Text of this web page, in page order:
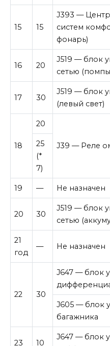
15 15
J393 —
систем
фонарь)
16 20
J519 — блок
сетью
17 30
J519 — блок
(левый свет)
18
20
J39 — Реле
25
(*
7)
19 — Не назначен
20 30
J519 — блок
сетью
21
год
— Не назначен
22 30
J647 — блок
J605 — блок
багажника
23 10
J647 — блок